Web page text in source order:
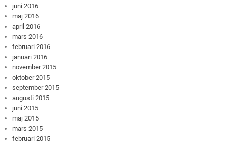
juni 2016
maj 2016
april 2016
mars 2016
februari 2016
januari 2016
november 2015
oktober 2015
september 2015
augusti 2015
juni 2015
maj 2015
mars 2015
februari 2015